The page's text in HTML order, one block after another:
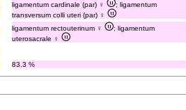
ligamentum cardinale (par) ♀
; ligamentum
transversum colli uteri (par) ♀
ligamentum rectouterinum ♀
; ligamentum
uterosacrale ♀
83.3 %